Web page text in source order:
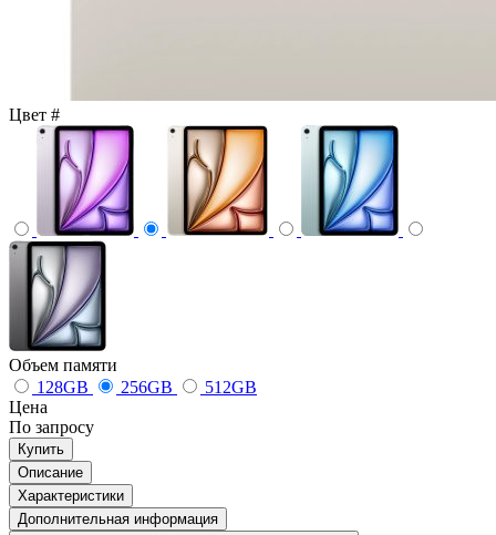
Цвет #
Объем памяти
128GB
256GB
512GB
Цена
По запросу
Купить
Описание
Характеристики
Дополнительная информация